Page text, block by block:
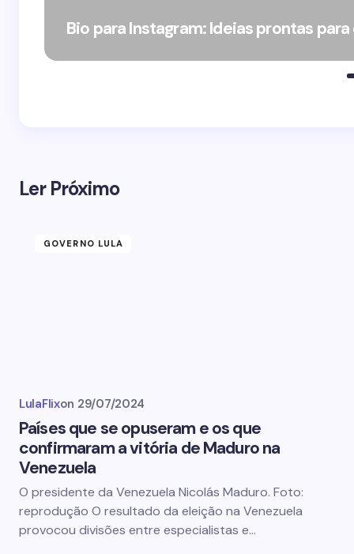
Bio para Instagram: Ideias prontas
Ler Próximo
GOVERNO LULA
LulaFlixon 29/07/2024
Países que se opuseram e os que
confirmaram a vitória de Maduro na
Venezuela
O presidente da Venezuela Nicolás Maduro. Foto:
reprodução O resultado da eleição na Venezuela
provocou divisões entre especialistas e…